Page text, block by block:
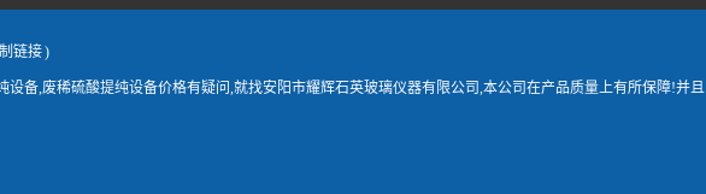
链接)
备,废稀硫酸提纯设备价格有疑问,就找安阳市耀辉石英玻璃仪器有限公司,本公司在产品质量上有所保障!并且